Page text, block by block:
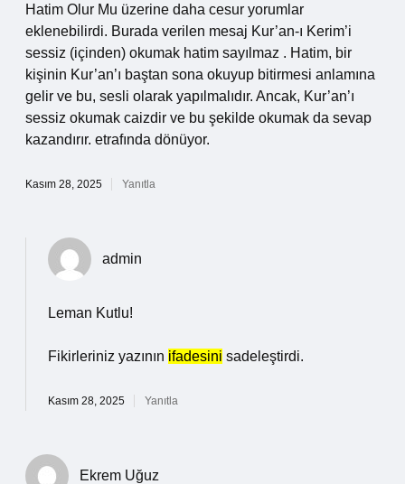
Hatim Olur Mu üzerine daha cesur yorumlar
eklenebilirdi. Burada verilen mesaj Kur’an-ı Kerim’i
sessiz (içinden) okumak hatim sayılmaz . Hatim, bir
kişinin Kur’an’ı baştan sona okuyup bitirmesi anlamına
gelir ve bu, sesli olarak yapılmalıdır. Ancak, Kur’an’ı
sessiz okumak caizdir ve bu şekilde okumak da sevap
kazandırır. etrafında dönüyor.
Kasım 28, 2025 Yanıtla
admin
Leman Kutlu!
Fikirleriniz yazının ifadesini sadeleştirdi.
Kasım 28, 2025 Yanıtla
Ekrem Uğuz